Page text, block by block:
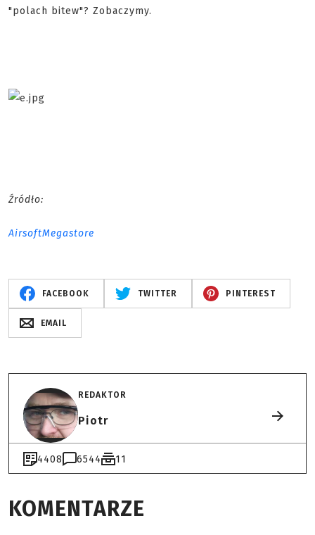
"polach bitew"? Zobaczymy.
Źródło:
AirsoftMegastore
FACEBOOK TWITTER PINTEREST
EMAIL
REDAKTOR
Piotr
4408 6544 11
KOMENTARZE